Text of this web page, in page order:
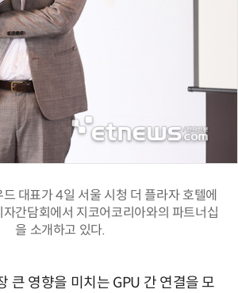
대표가 4일 서울 시청 더 플라자 호텔에
간담회에서 지코어코리아와의 파트너십
을 소개하고 있다.
큰 영향을 미치는 GPU 간 연결을 모